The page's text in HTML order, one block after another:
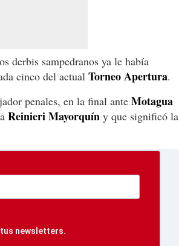
derbis sampedranos ya le había
cinco del actual Torneo Apertura.
penales, en la final ante Motagua
Reinieri Mayorquín y que significó la
newsletters.